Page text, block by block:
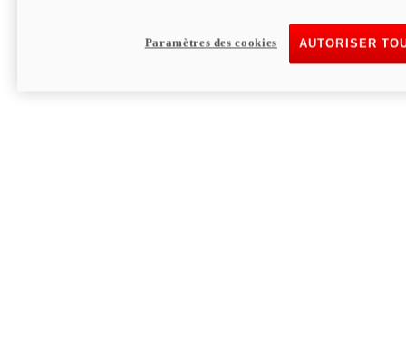
Découvrez-le
AUTORISER
Paramètres des cookies